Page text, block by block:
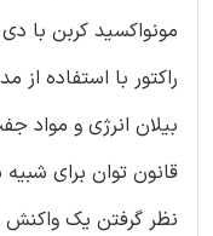
مونواکسید کربن با
راکتور با استفاده
بیلان انرژی و
قانون توان برای
نظر گرفتن یک